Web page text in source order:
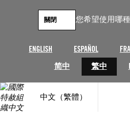
您希望使用哪
ENGLISH ESPAÑOL
简中
繁中
關閉
中文（繁體）